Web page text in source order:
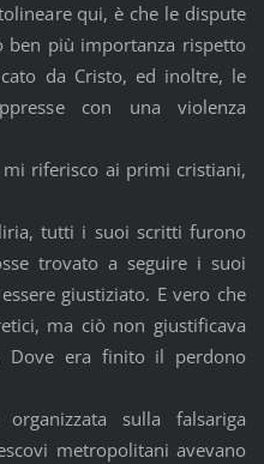
qui, è che le dispute
ben più importanza rispetto
da Cristo, ed inoltre, le
con una violenza
riferisco ai primi cristiani,
tutti i suoi scritti furono
trovato a seguire i suoi
giustiziato. E vero che
ma ciò non giustificava
Dove era finito il perdono
sulla falsariga
metropolitani avevano